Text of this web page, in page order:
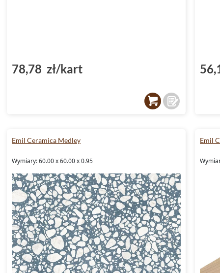
78,78 zł/kart
Emil Ceramica Medley
Wymiary: 60.00 x 60.00 x 0.95
Emil